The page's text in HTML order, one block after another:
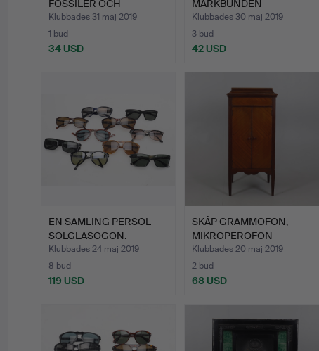
FOSSILER OCH
STENPROVE…
Klubbades 31 maj 2019
1 bud
34 USD
MARKBUNDEN
BORDSKLOT.
Klubbades 30 maj 2019
3 bud
42 USD
EN SAMLING PERSOL
SOLGLASÖGON.
Klubbades 24 maj 2019
8 bud
119 USD
SKÅP GRAMMOFON,
MIKROPEROFON
KROMOGRAM.
Klubbades 20 maj 2019
2 bud
68 USD